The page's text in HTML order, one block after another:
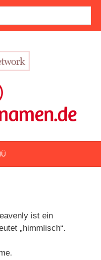
ist ein
„himmlisch“.